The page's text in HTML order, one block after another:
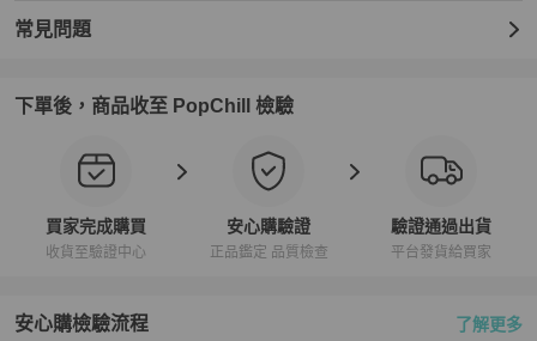
配件：內盒、外盒、備用錶帶
等級：AB級二手 - 有使用痕跡，可見刮痕/污漬，但整體狀況良好
損傷等級：整體磨損 -
商品狀況說明：購買前，請參考圖片以了解商品的具體狀況。
💎PopChill 特選日本合作夥伴💎
・eLADY 為 PopChill 認證的特選合作賣家，eLADY 為國際反假冒聯
・所有商品經由eLADY鑑定專家確認為正品。
常見問題
下單後，商品收至 PopChill 檢驗
買家完成購買
收貨至驗證中心
安心購驗證
正品鑑定 品質檢查
驗證通過出貨
平台發貨給買家
安心購檢驗流程 了解更多